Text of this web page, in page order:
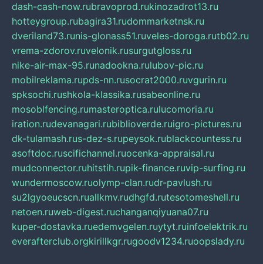
dash-cash-now.rubravoprod.rukinozadrot13.ru
hotteygroup.rubagira31.rudommarketnsk.ru
dveriland73.runis-glonass51.ruveles-doroga.rutb02.ru
vrema-zdorov.ruvelonik.rusurgutgloss.ru
nike-air-max-95.runadookna.rulubov-pic.ru
mobilreklama.rupds-nn.rusocrat2000.ruvgurin.ru
spksochi.rushkola-klassika.rusabeonline.ru
mosoblfencing.rumasteroptica.rulucomoria.ru
iration.rudevanagari.rubiblioverde.ruigro-pictures.ru
dk-tulamash.rus-dez-s.rupeysok.rublackcountess.ru
asoftdoc.ruscifichannel.ruocenka-appraisal.ru
mudconnector.ruhitstih.rupik-finance.ruvip-surfing.ru
wundermoscow.ruolymp-clan.rudr-pavlush.ru
su2lgyoeucscn.ruallkmv.rudhgfd.rutesotomeshell.ru
netoen.ruweb-digest.ruchanganqiyuana07.ru
kuper-dostavka.ruedemvgelen.ruytyt.ruinfoelektrik.ru
everafterclub.orgkirillkgr.rugoodv1234.ruoopslady.ru